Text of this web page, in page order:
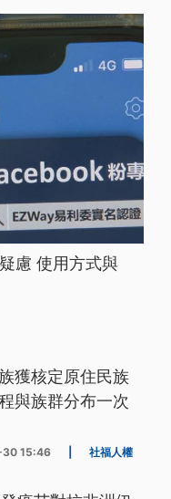
慮 使用方式與
獲核定原住民族
與族群分布一次
15:46 社福人權